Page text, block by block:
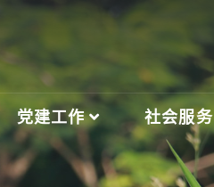
党建工作 社会服务